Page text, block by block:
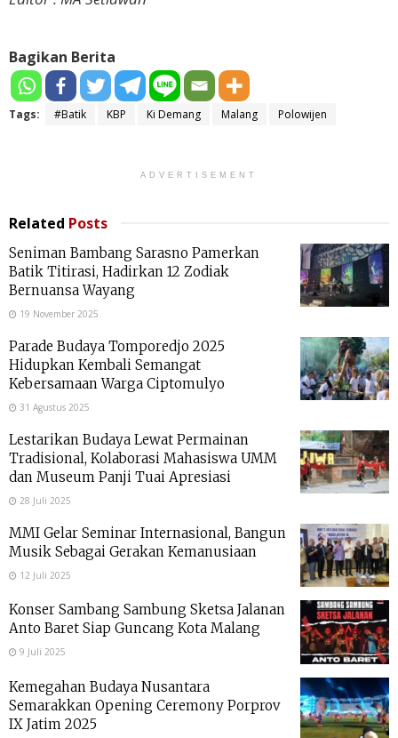
Bagikan Berita
Tags: #Batik KBP Ki Demang Malang Polowijen
ADVERTISEMENT
Related Posts
Seniman Bambang Sarasno Pamerkan
Batik Titirasi, Hadirkan 12 Zodiak
Bernuansa Wayang
19 November 2025
Parade Budaya Tomporedjo 2025
Hidupkan Kembali Semangat
Kebersamaan Warga Ciptomulyo
31 Agustus 2025
Lestarikan Budaya Lewat Permainan
Tradisional, Kolaborasi Mahasiswa UMM
dan Museum Panji Tuai Apresiasi
28 Juli 2025
MMI Gelar Seminar Internasional, Bangun
Musik Sebagai Gerakan Kemanusiaan
12 Juli 2025
Konser Sambang Sambung Sketsa Jalanan
Anto Baret Siap Guncang Kota Malang
9 Juli 2025
Kemegahan Budaya Nusantara
Semarakkan Opening Ceremony Porprov
IX Jatim 2025